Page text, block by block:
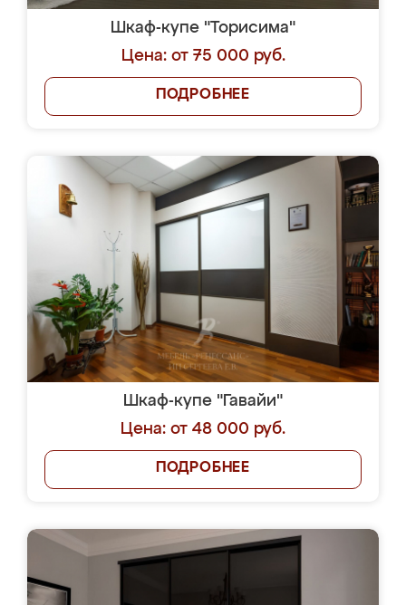
Шкаф-купе "Торисима"
Цена: от 75 000 руб.
ПОДРОБНЕЕ
Шкаф-купе "Гавайи"
Цена: от 48 000 руб.
ПОДРОБНЕЕ